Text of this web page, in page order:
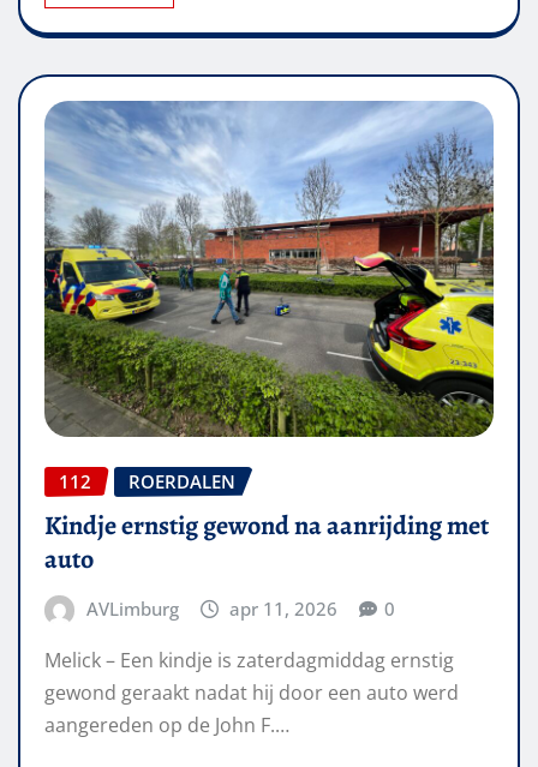
112 ROERDALEN
Kindje ernstig gewond na aanrijding met
auto
AVLimburg apr 11, 2026 0
Melick – Een kindje is zaterdagmiddag ernstig
gewond geraakt nadat hij door een auto werd
aangereden op de John F.…